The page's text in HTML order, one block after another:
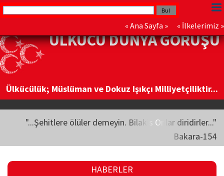
« Ana Sayfa » « İlkelerimiz »
ÜLKÜCÜ DÜNYA GÖRÜŞÜ
Ülkücülük; Müslüman ve Dokuz Işıkçı Milliyetçiliktir...
"...Şehitlere ölüler demeyin. Bilakis Onlar diridirler..."
Bakara-154
HABERLER